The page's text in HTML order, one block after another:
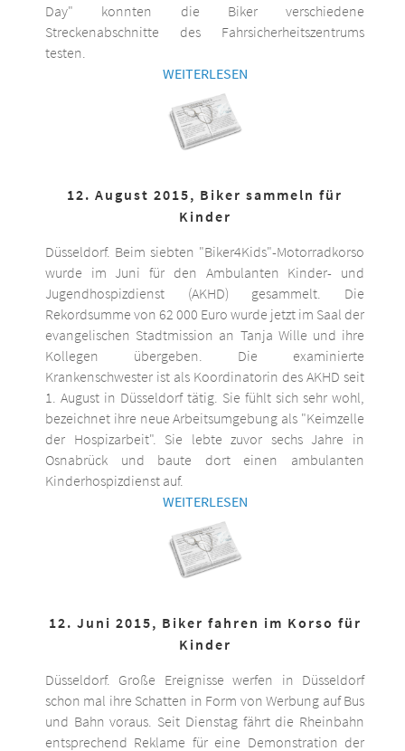
Day" konnten die Biker verschiedene
Streckenabschnitte des Fahrsicherheitszentrums
testen.
WEITERLESEN
12. August 2015, Biker sammeln für
Kinder
Düsseldorf. Beim siebten "Biker4Kids"-Motorradkorso
wurde im Juni für den Ambulanten Kinder- und
Jugendhospizdienst (AKHD) gesammelt. Die
Rekordsumme von 62 000 Euro wurde jetzt im Saal der
evangelischen Stadtmission an Tanja Wille und ihre
Kollegen übergeben. Die examinierte
Krankenschwester ist als Koordinatorin des AKHD seit
1. August in Düsseldorf tätig. Sie fühlt sich sehr wohl,
bezeichnet ihre neue Arbeitsumgebung als "Keimzelle
der Hospizarbeit". Sie lebte zuvor sechs Jahre in
Osnabrück und baute dort einen ambulanten
Kinderhospizdienst auf.
WEITERLESEN
12. Juni 2015, Biker fahren im Korso für
Kinder
Düsseldorf. Große Ereignisse werfen in Düsseldorf
schon mal ihre Schatten in Form von Werbung auf Bus
und Bahn voraus. Seit Dienstag fährt die Rheinbahn
entsprechend Reklame für eine Demonstration der